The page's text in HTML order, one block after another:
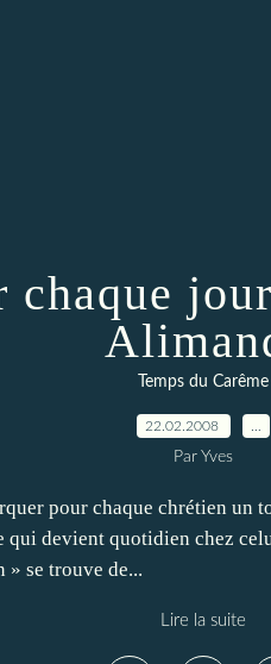
chaque
Temps du Carême
22.02.2008
Par Yves
pour chaque chrétien un
qui devient quotidien chez
se trouve de...
Lire la suite